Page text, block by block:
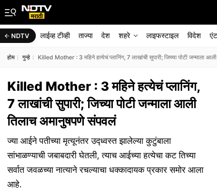
NDTV लाईव्ह टीव्ही ताज्या देश शहरे लाइफस्टाइल विदेश
होम गुन्हे Killed Mother : 3 महिने हत्येचं प्लानिंग, 7 लाखांची सुपारी; जिच्या पोटी जन्माला
Killed Mother : 3 महिने हत्येचं प्लानिंग,
7 लाखांची सुपारी; जिच्या पोटी जन्माला आली
तिलाच अमानुषपणे संपवलं
ज्या आईने पतीच्या मृत्यूनंतर उद्ध्वस्त झालेल्या कुटुंबाला
सांभाळण्याची जबाबदारी घेतली, त्याच आईच्या हत्येचा कट तिच्या
सर्वात जवळच्या नात्याने रचल्याचा धक्कादायक प्रकार समोर आला
आहे.